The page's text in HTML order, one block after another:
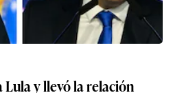
Lula y llevó la relación